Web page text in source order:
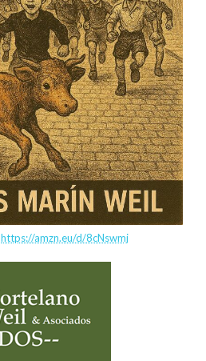
https://amzn.eu/d/8cNswmj